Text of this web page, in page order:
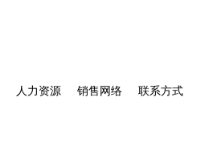
人力资源 销售网络 联系方式